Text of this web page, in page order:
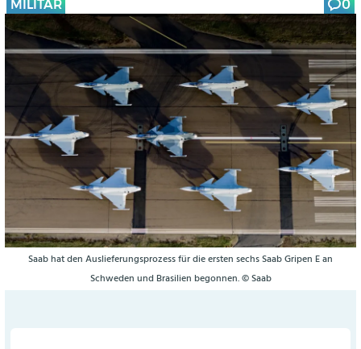
MILITÄR 0
Saab hat den Auslieferungsprozess für die ersten sechs Saab Gripen E an
Schweden und Brasilien begonnen. © Saab